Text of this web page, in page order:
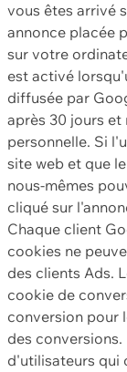
vous êtes arrivé
annonce placée
sur votre
est activé
diffusée par
après 30 jours
personnelle. Si
site web et que
nous-mêmes
cliqué sur
Chaque client
cookies ne
des clients Ads.
cookie de
conversion pour
des
d'utilisateurs qui